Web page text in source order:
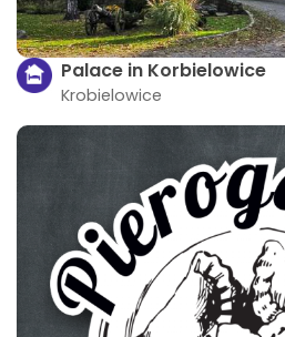
Palace in Korbielowice
Krobielowice